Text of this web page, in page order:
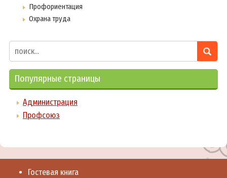
Профориентация
Охрана труда
Популярные страницы
Администрация
Профсоюз
Гостевая книга